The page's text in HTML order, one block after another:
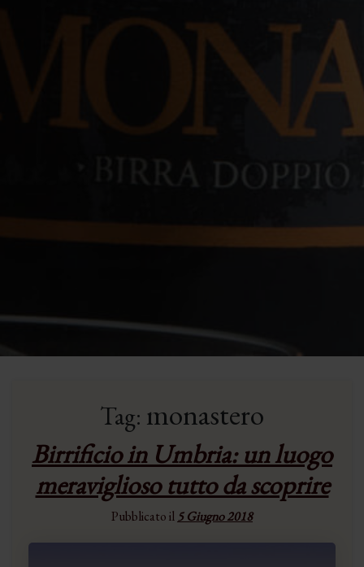
Tag: monastero
Birrificio in Umbria: un luogo
meraviglioso tutto da scoprire
Pubblicato il5 Giugno 2018